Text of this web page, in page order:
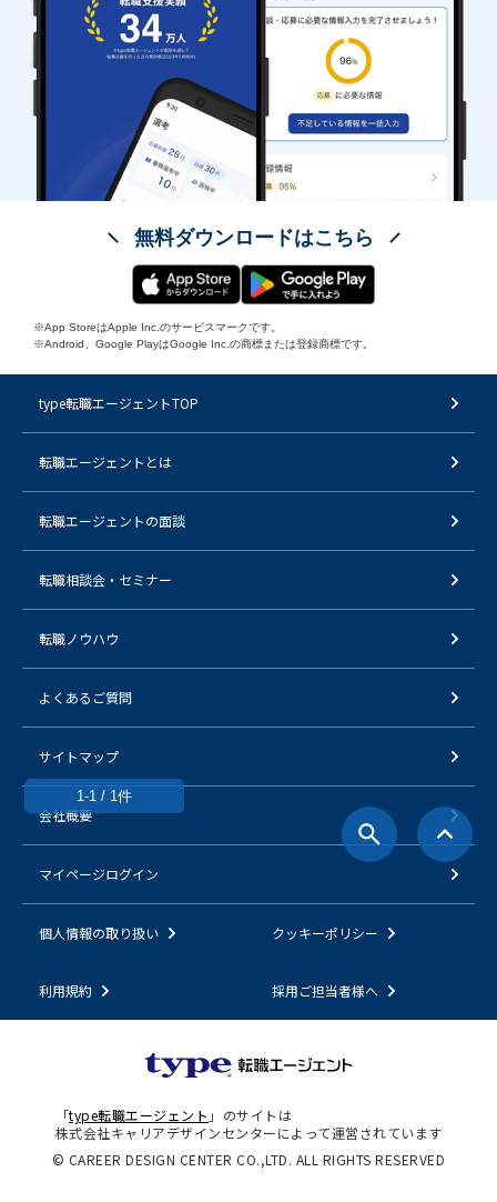
1-1 / 1件
無料ダウンロードはこちら
※App StoreはApple Inc.のサービスマークです。
※Android、Google PlayはGoogle Inc.の商標または登録商標です。
type転職エージェントTOP
転職エージェントとは
転職エージェントの面談
転職相談会・セミナー
転職ノウハウ
よくあるご質問
サイトマップ
会社概要
マイページログイン
個人情報の取り扱い クッキーポリシー
利用規約 採用ご担当者様へ
「type転職エージェント 」のサイトは
株式会社キャリアデザインセンターによって運営されています
© CAREER DESIGN CENTER CO.,LTD. ALL RIGHTS RESERVED